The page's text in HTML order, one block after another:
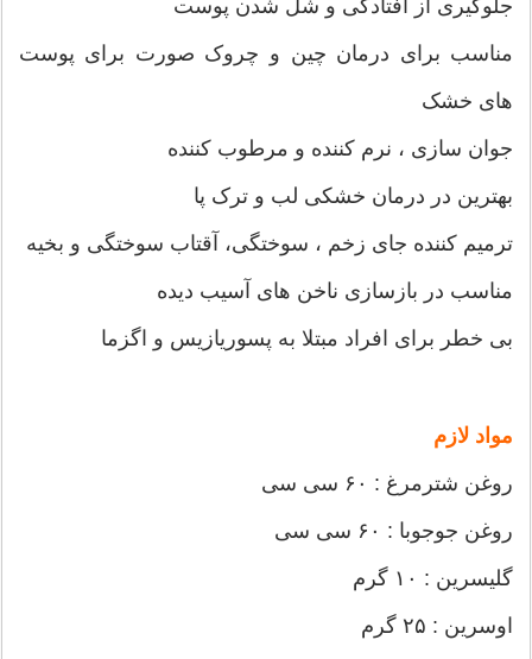
جلوگیری از افتادگی و شل شدن پوست
مناسب برای درمان چین و چروک صورت برای پوست
های خشک
جوان سازی ، نرم کننده و مرطوب کننده
بهترین در درمان خشکی لب و ترک پا
ترمیم کننده جای زخم ، سوختگی، آقتاب سوختگی و بخیه
مناسب در بازسازی ناخن های آسیب دیده
بی خطر برای افراد مبتلا به پسوریازیس و اگزما
مواد لازم
روغن شترمرغ : ۶۰ سی سی
روغن جوجوبا : ۶۰ سی سی
گلیسرین : ۱۰ گرم
اوسرین : ۲۵ گرم